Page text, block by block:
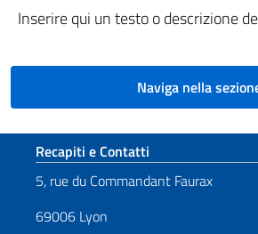
Inserire qui un testo o descrizione
Naviga nella
Sezione footer
Recapiti e Contatti
5, rue du Commandant Faurax
69006 Lyon